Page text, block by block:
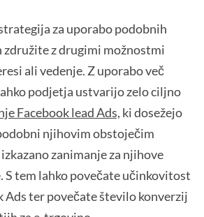
za uporabo podobnih
združite z drugimi možnostmi
ali vedenje. Z uporabo več
podjetja ustvarijo zelo ciljno
Facebook lead Ads, ki dosežejo
njihovim obstoječim
zanimanje za njihove
S tem lahko povečate učinkovitost
Ads ter povečate število konverzij